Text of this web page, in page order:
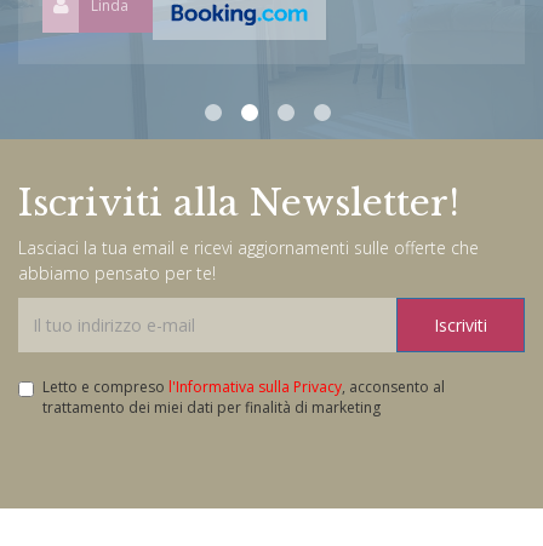
Linda
Iscriviti alla Newsletter!
Lasciaci la tua email e ricevi aggiornamenti sulle offerte che
abbiamo pensato per te!
Iscriviti
Letto e compreso l'Informativa sulla Privacy, acconsento al
trattamento dei miei dati per finalità di marketing